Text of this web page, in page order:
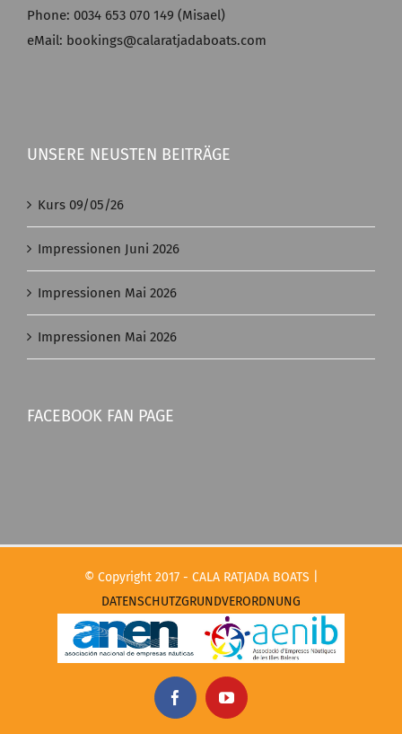
Phone: 0034 653 070 149 (Misael)
eMail: bookings@calaratjadaboats.com
UNSERE NEUSTEN BEITRÄGE
Kurs 09/05/26
Impressionen Juni 2026
Impressionen Mai 2026
Impressionen Mai 2026
FACEBOOK FAN PAGE
© Copyright 2017 - CALA RATJADA BOATS |
DATENSCHUTZGRUNDVERORDNUNG
FacebookYouTube